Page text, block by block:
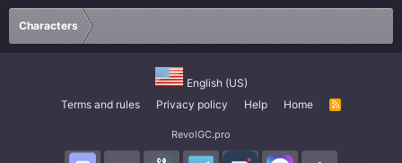
Characters
English (US)
Terms and rules
Privacy policy Help Home
R
RevolGC.pro